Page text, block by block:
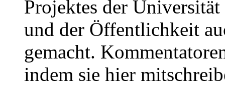
Projektes der
und der Öffentlichkeit
gemacht.
indem sie hier